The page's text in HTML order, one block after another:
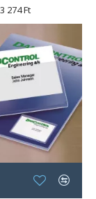
274 Ft